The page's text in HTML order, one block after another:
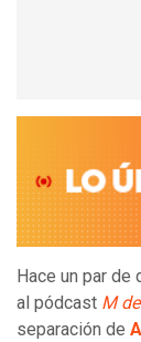
Hace un par de
al pódcast M
separación de